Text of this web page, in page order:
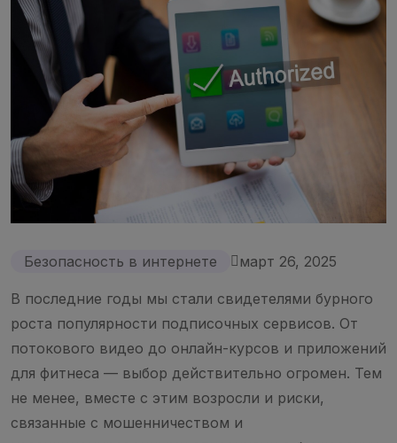
Безопасность в интернете март 26, 2025
В последние годы мы стали свидетелями бурного
роста популярности подписочных сервисов. От
потокового видео до онлайн-курсов и приложений
для фитнеса — выбор действительно огромен. Тем
не менее, вместе с этим возросли и риски,
связанные с мошенничеством и